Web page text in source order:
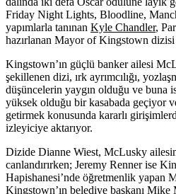
Friday Night Lights, Bloodline,
yapımlarla tanınan Kyle Chandler,
hazırlanan Mayor of Kingstown
Kingstown’ın güçlü banker ailesi
şekillenen dizi, ırk ayrımcılığı,
düşüncelerin yaygın olduğu ve buna
yüksek olduğu bir kasabada geçiyor
getirmek konusunda kararlı
izleyiciye aktarıyor.
Dizide Dianne Wiest, McLusky
canlandırırken; Jeremy Renner ise
Hapishanesi’nde öğretmenlik yapan
Kingstown’ın belediye başkanı